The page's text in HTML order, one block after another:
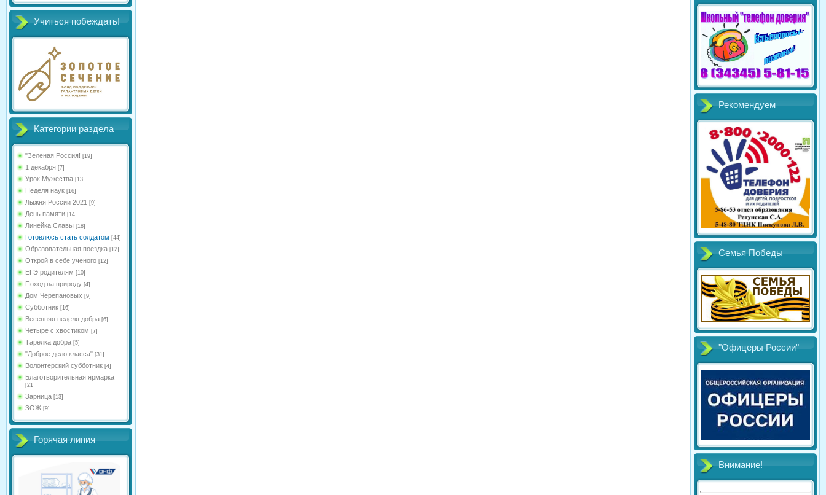
Учиться побеждать!
Категории раздела
"Зеленая Россия! [19]
1 декабря [7]
Урок Мужества [13]
Неделя наук [16]
Лыжня России 2021 [9]
День памяти [14]
Линейка Славы [18]
Готовлюсь стать солдатом [44]
Образовательная поездка [12]
Открой в себе ученого [12]
ЕГЭ родителям [10]
Поход на природу [4]
Дом Черепановых [9]
Субботник [16]
Весенняя неделя добра [6]
Четыре с хвостиком [7]
Тарелка добра [5]
"Доброе дело класса" [31]
Волонтерский субботник [4]
Благотворительная ярмарка
[21]
Зарница [13]
ЗОЖ [9]
Горячая линия
Рекомендуем
Семья Победы
"Офицеры России"
Внимание!